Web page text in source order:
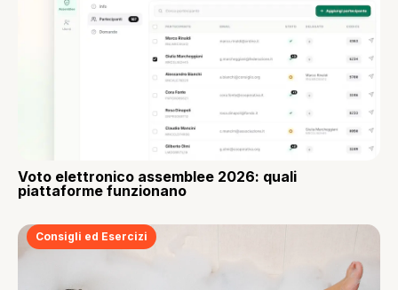
Voto elettronico assemblee 2026: quali
piattaforme funzionano
Consigli ed Esercizi